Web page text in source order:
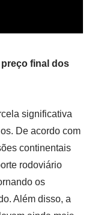
final dos
significativa
De acordo com
continentais
rodoviário
os
Além disso, a